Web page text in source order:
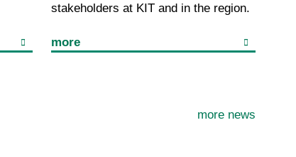
stakeholders at KIT and in the region.
more
more news